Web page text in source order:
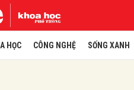
HỌC CÔNG NGHỆ SỐNG XANH